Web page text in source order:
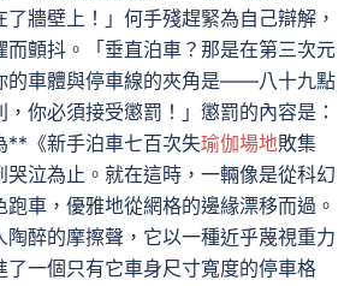
牆壁上！」何手殘趕緊為自己辯解，
而顫抖。「垂直泊車？那是在第三次元
的車體與停車線的夾角是——八十九點
你必須接受懲罰！」懲罰的內容是：
**《新手泊車七百次失瑜伽場地敗集
哭泣為止。就在這時，一輛像是從科幻
車，優雅地從網格的邊緣漂移而過。
陶醉的摩擦聲，它以一種近乎蔑視重力
了一個只有它車身尺寸寬度的停車格